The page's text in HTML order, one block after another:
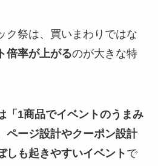
ク祭は、買いまわりではな
倍率が上がるのが大きな特
「1商品でイベントのうまみ
ページ設計やクーポン設計
しも起きやすいイベントで